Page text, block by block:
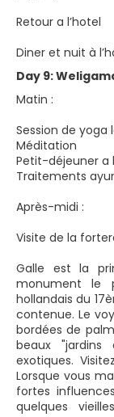
Retour a l’hotel
Diner et nuit à
Day 9:
Matin :
Session de
Méditation
Petit-déjeuner a
Traitements
Après-midi :
Visite de la
Galle est la
monument le
hollandais du
contenue. Le
bordées de
beaux
exotiques.
Lorsque vous
fortes
quelques